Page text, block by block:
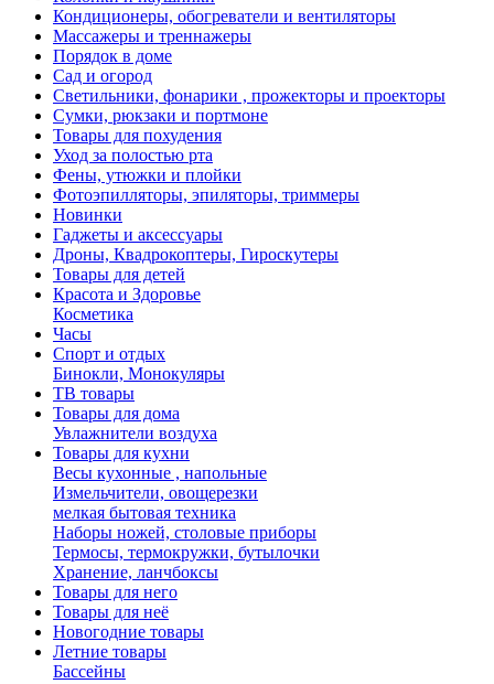
Кондиционеры, обогреватели и вентиляторы
Массажеры и треннажеры
Порядок в доме
Сад и огород
Светильники, фонарики , прожекторы и проекторы
Сумки, рюкзаки и портмоне
Товары для похудения
Уход за полостью рта
Фены, утюжки и плойки
Фотоэпилляторы, эпиляторы, триммеры
Новинки
Гаджеты и аксессуары
Дроны, Квадрокоптеры, Гироскутеры
Товары для детей
Красота и Здоровье
Косметика
Часы
Спорт и отдых
Бинокли, Монокуляры
ТВ товары
Товары для дома
Увлажнители воздуха
Товары для кухни
Весы кухонные , напольные
Измельчители, овощерезки
мелкая бытовая техника
Наборы ножей, столовые приборы
Термосы, термокружки, бутылочки
Хранение, ланчбоксы
Товары для него
Товары для неё
Новогодние товары
Летние товары
Бассейны